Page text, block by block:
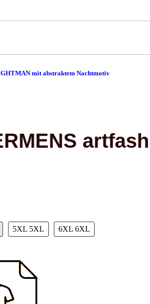
mit abstraktem Nachtmotiv
5XL 5XL 6XL 6XL